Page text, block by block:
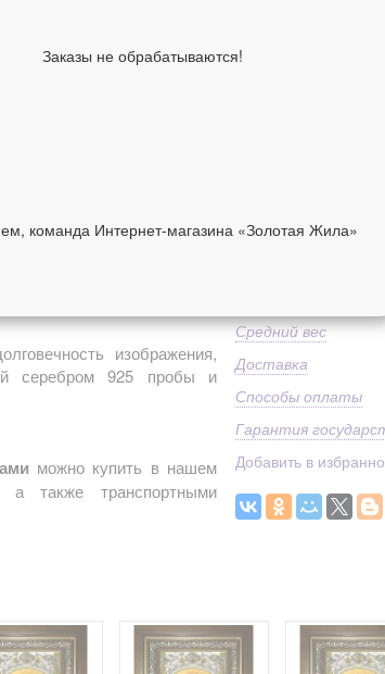
UV печати по
изображения,
серебром 925 пробы и
можно купить в нашем
а также транспортными
Образы по
лику
7 900 руб
Средний вес
Доставка
Способы оплаты
Гарантия
Добавить в
Заказы не обрабатываются!
команда Интернет-магазина «Золотая Жила»